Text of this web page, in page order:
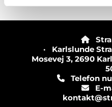

· Karlslunde
Mosevej 3, 2690
Telefon
E-